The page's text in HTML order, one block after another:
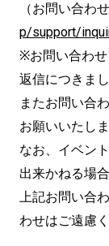
（お問い合わ
p/support/
※お問い合わ
返信につきま
またお問い合
お願いいたしま
なお、イベン
出来かねる場
上記お問い合
わせはご遠慮く